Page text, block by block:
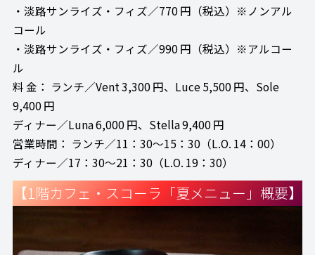
・淡路サンライズ・フィズ／770 円（税込）※ノンアル
コール
・淡路サンライズ・フィズ／990 円（税込）※アルコー
ル
料 金： ランチ／Vent 3,300 円、Luce 5,500 円、Sole
9,400 円
ディナー／Luna 6,000 円、Stella 9,400 円
営業時間： ランチ／11：30～15：30（L.O. 14：00）
ディナー／17：30～21：30（L.O. 19：30）
【1階カフェ・スコーラ「夏メニュー」概要】